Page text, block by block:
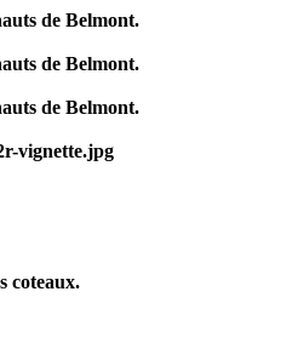
de Belmont.
de Belmont.
de Belmont.
vignette.jpg
coteaux.